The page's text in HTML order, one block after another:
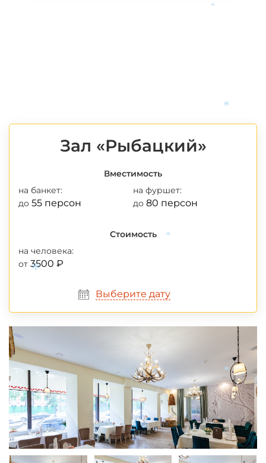
Зал «Рыбацкий»
Вместимость
на банкет:
до 55 персон
на фуршет:
до 80 персон
Стоимость
на человека:
от 3500 ₽
Выберите дату
*
*